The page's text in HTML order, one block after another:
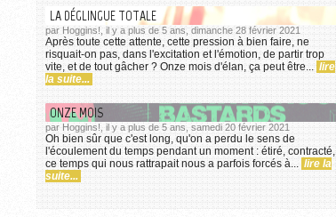
LA DÉGLINGUE TOTALE
par Hoggins!, il y a plus de 5 ans, dimanche 28 février 2021
Après toute cette attente, cette pression à bien faire, ne
risquait-on pas, dans l'excitation et l'émotion, de partir trop
vite, et de tout gâcher ? Onze mois d'élan, ça peut être... lire
la suite...
ONZE MOIS
par Hoggins!, il y a plus de 5 ans, samedi 20 février 2021
Oh bien sûr que c'est long, qu'on a perdu le sens de
l'écoulement du temps pendant un moment : étiré, contracté,
ce temps qui nous rattrapait nous a parfois forcés à... lire la
suite...